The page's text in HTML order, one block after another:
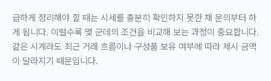
급하게 정리해야 할 때는 시세를 충분히 확인하지 못한 채 문의부터 하
게 됩니다. 이럴수록 몇 군데의 조건을 비교해 보는 과정이 중요합니다.
같은 시계라도 최근 거래 흐름이나 구성품 보유 여부에 따라 제시 금액
이 달라지기 때문입니다.